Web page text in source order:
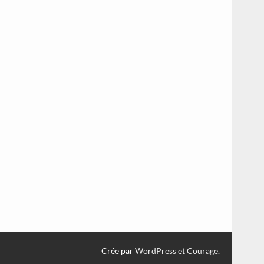
Crée parWordPressetCourage.